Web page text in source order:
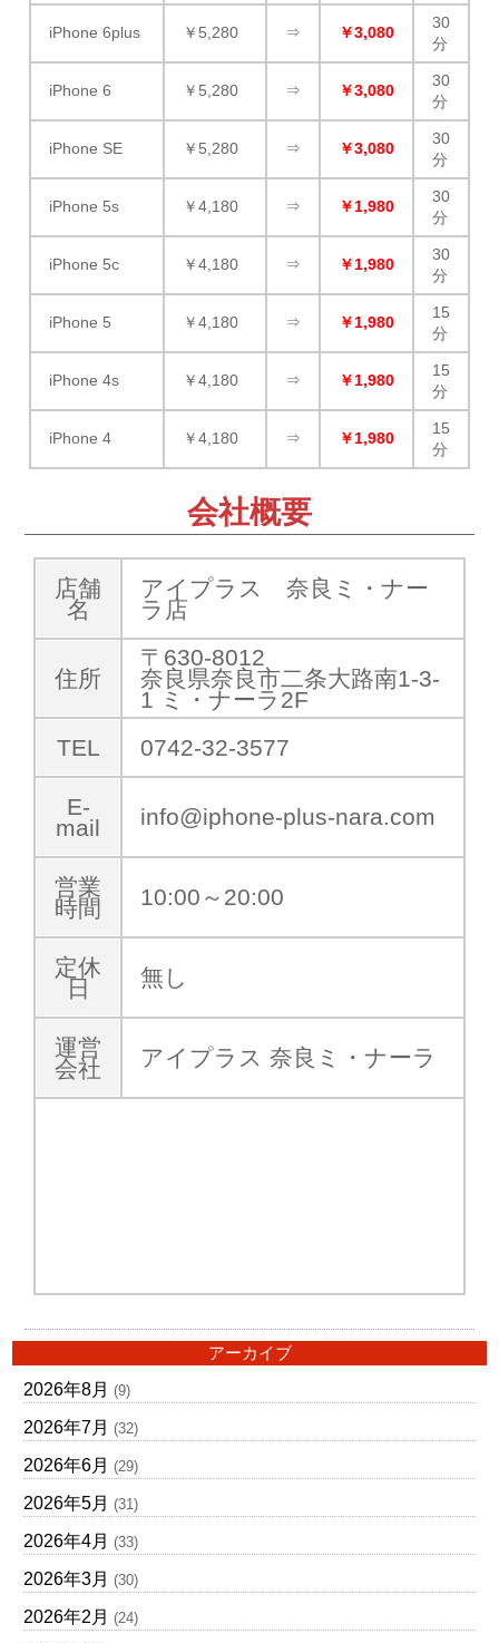
iPhone 6plus ￥5,280 ⇒ ￥3,080
30
分
iPhone 6 ￥5,280 ⇒ ￥3,080
30
分
iPhone SE ￥5,280 ⇒ ￥3,080
30
分
iPhone 5s ￥4,180 ⇒ ￥1,980
30
分
iPhone 5c ￥4,180 ⇒ ￥1,980
30
分
iPhone 5 ￥4,180 ⇒ ￥1,980
15
分
iPhone 4s ￥4,180 ⇒ ￥1,980
15
分
iPhone 4 ￥4,180 ⇒ ￥1,980
15
分
会社概要
店舗
名
アイプラス 奈良ミ・ナー
ラ店
住所
〒630-8012
奈良県奈良市二条大路南1-3-
1 ミ・ナーラ2F
TEL
0742-32-3577
E-
mail
info@iphone-plus-nara.com
営業
時間
10:00～20:00
定休
日
無し
運営
会社
アイプラス 奈良ミ・ナーラ
アーカイブ
2026年8月 (9)
2026年7月 (32)
2026年6月 (29)
2026年5月 (31)
2026年4月 (33)
2026年3月 (30)
2026年2月 (24)